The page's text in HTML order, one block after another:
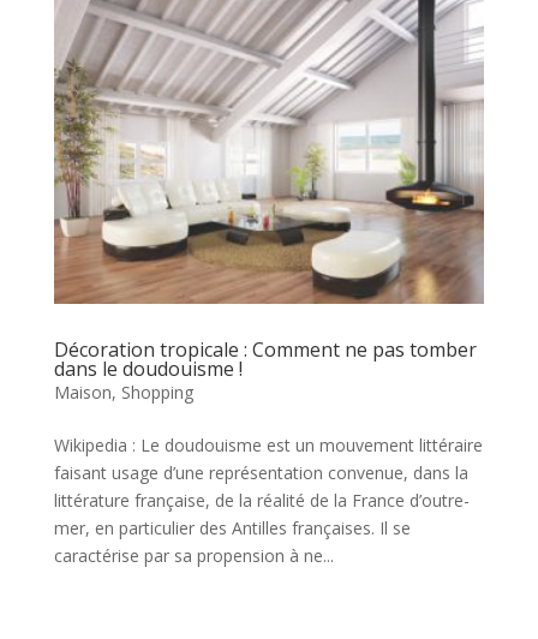
Décoration tropicale : Comment ne pas tomber
dans le doudouisme !
Maison, Shopping
Wikipedia : Le doudouisme est un mouvement littéraire
faisant usage d’une représentation convenue, dans la
littérature française, de la réalité de la France d’outre-
mer, en particulier des Antilles françaises. Il se
caractérise par sa propension à ne...